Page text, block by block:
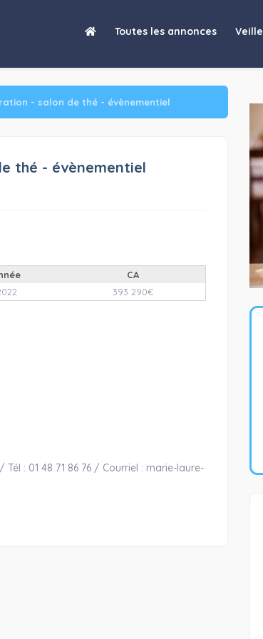
Toutes les annonces Veille
- salon de thé - évènementiel
thé - évènementiel
CA
393 290€
Tél : 01 48 71 86 76 / Courriel : marie-laure-